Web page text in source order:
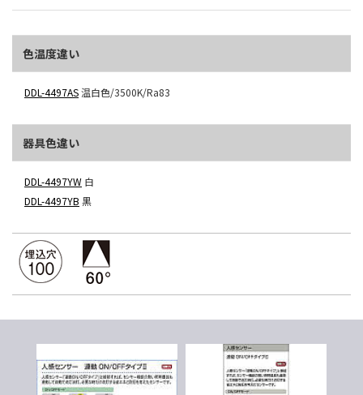
色温度違い
DDL-4497AS温白色/3500K/Ra83
器具色違い
DDL-4497YW 白
DDL-4497YB 黒